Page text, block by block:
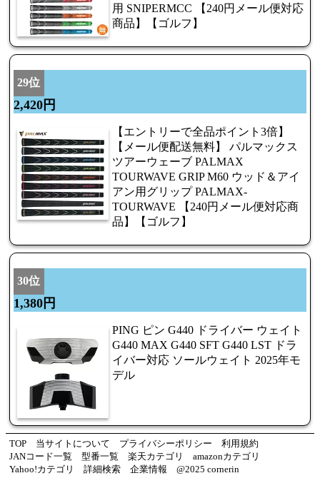
用 SNIPERMCC 【240円メール便対応
商品】【ゴルフ】
29位
2,420円
【エントリーで全品ポイント3倍】
【メール便配送無料】 パルマックス
ツアーウェーブ PALMAX
TOURWAVE GRIP M60 ウッド＆アイ
アン用グリップ PALMAX-
TOURWAVE 【240円メール便対応商
品】【ゴルフ】
30位
1,380円
PING ピン G440 ドライバー ウェイト
G440 MAX G440 SFT G440 LST ドラ
イバー対応 ソールウェイト 2025年モ
デル
TOP 当サイトについて プライバシーポリシー
利用規約
JANコード一覧
型番一覧 楽天カテゴリ
amazonカテゴリ
Yahoo!カテゴリ
詳細検索 企業情報 @2025 cornerin